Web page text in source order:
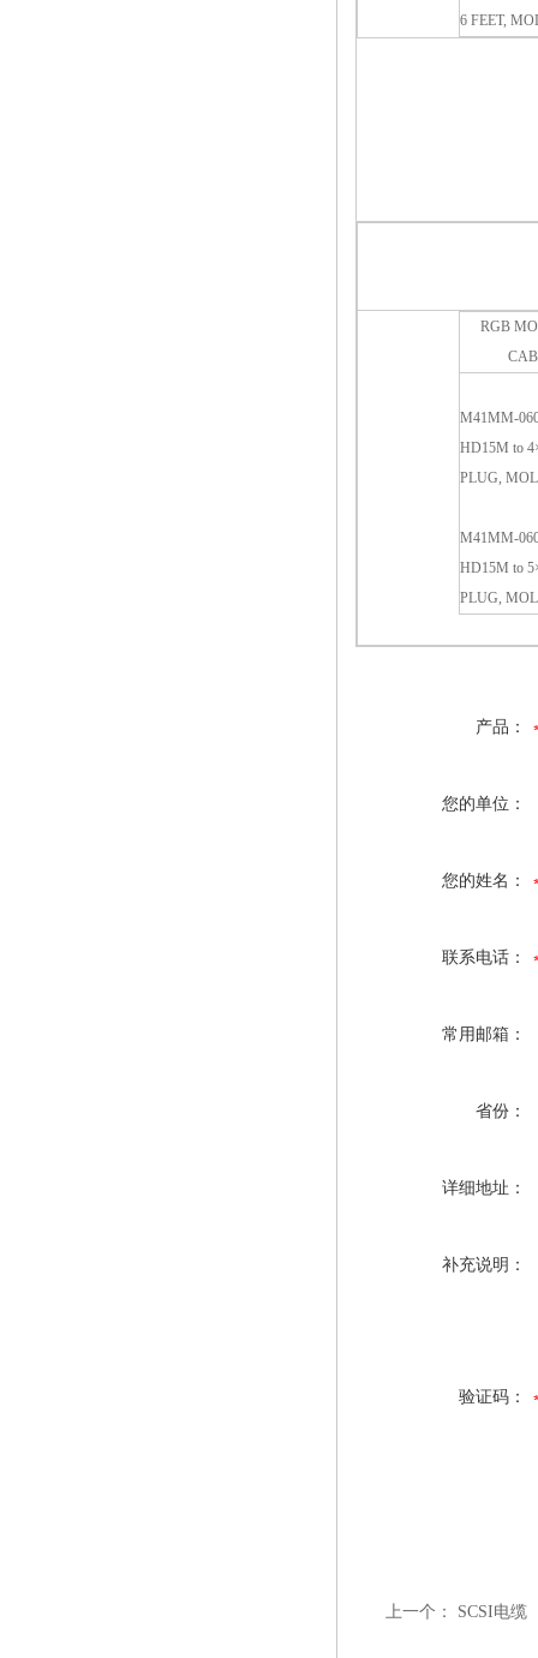
6 FEET,
RGB
M41MM-
HD15M to
PLUG, MOL
M41MM-
HD15M to
PLUG,
产品：
您的单位：
您的姓名：
联系电话：
常用邮箱：
省份：
详细地址：
补充说明：
验证码：
上一个： SCSI电缆